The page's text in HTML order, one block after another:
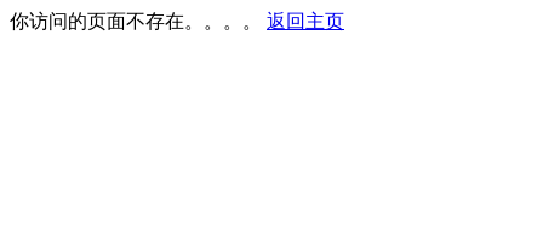
你访问的页面不存在。。。。 返回主页